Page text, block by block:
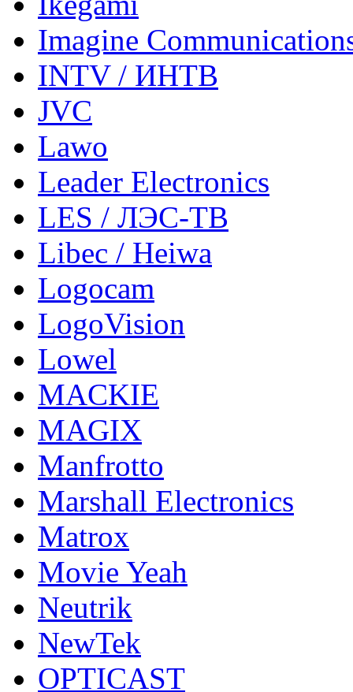
Imagine
INTV / ИНТВ
JVC
Lawo
Leader Electronics
LES / ЛЭС-ТВ
Libec / Heiwa
Logocam
LogoVision
Lowel
MACKIE
MAGIX
Manfrotto
Marshall Electronics
Matrox
Movie Yeah
Neutrik
NewTek
OPTICAST